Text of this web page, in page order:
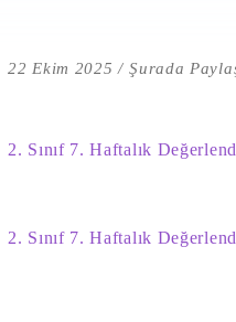
22 Ekim 2025 Şurada
2. Sınıf 7. Haftalık
2. Sınıf 7. Haftalık